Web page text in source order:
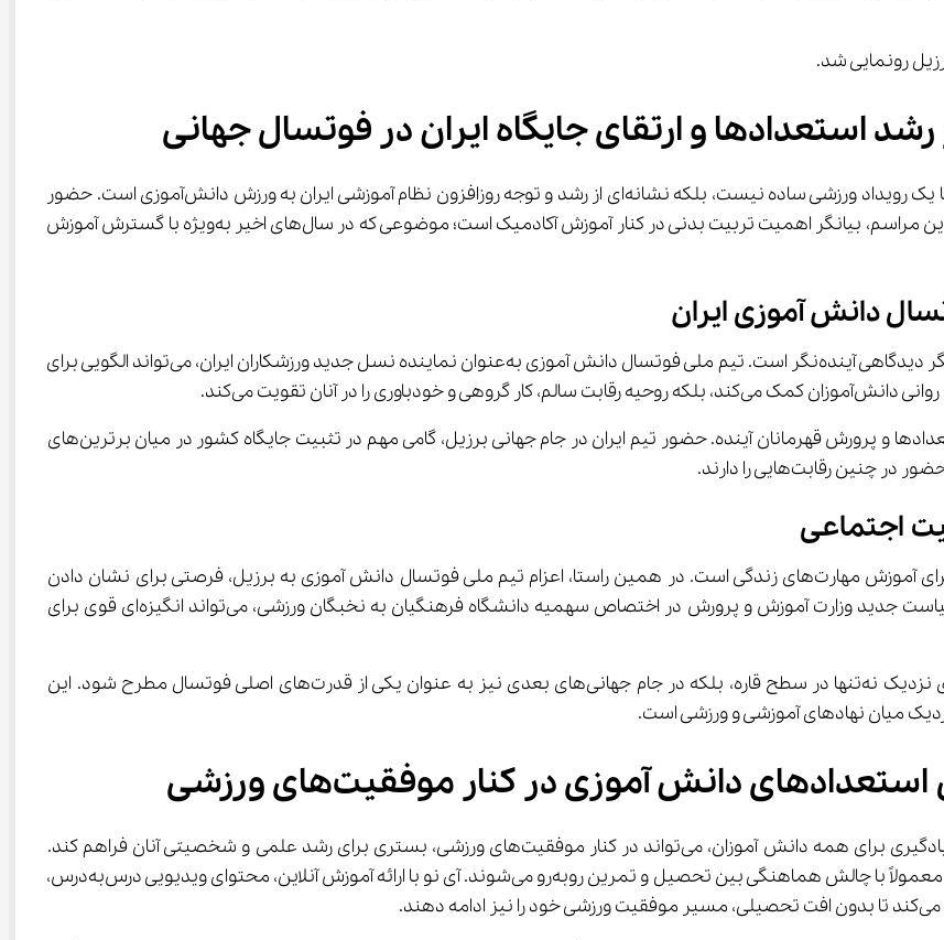
مراسم بدرقه تیم ملی فوتسال دانش ‌آموزی به جام جهانی برزیل، تنها یک رویداد ورزشی ساده نیست، بلکه نشانه‌ای از رشد و توجه روزافزون نظام آموزشی ایران به ورزش دانش‌آموزی است. حضور
وزیر آموزش و پرورش، رئیس فدراسیون فوتبال و دیگر مسئولان در این مراسم، بیانگر اهمیت تربیت بدنی در کنار آموزش آکادمیک است؛ موضوعی که در سال‌های اخیر به‌ویژه با گسترش آموزش
‌آموزی ایران
تأکید وزیر آموزش و پرورش بر «توجه راهبردی به ورزش مدارس» بیانگر دیدگاهی آینده‌نگر است. تیم ملی فوتسال دانش ‌آموزی به‌عنوان نماینده نسل جدید ورزشکاران ایران، می‌تواند الگویی برای
در سطح جهانی، ورزش دانش‌آموزی بستری است برای شناسایی استعدادها و پرورش قهرمانان آینده. حضور تیم ایران در جام جهانی برزیل، گامی مهم در تثبیت جایگاه کشور در میان برترین‌های
ورزش در مدارس تنها یک فعالیت فوق‌برنامه نیست؛ بلکه مکملی برای آموزش مهارت‌های زندگی است. در همین راستا، اعزام تیم ملی فوتسال دانش ‌آموزی به برزیل، فرصتی برای نشان دادن
توانایی‌های جوانان ایرانی در عرصه‌های بین‌المللی است. از طرفی، سیاست جدید وزارت آموزش و پرورش در اختصاص سهمیه دانشگاه فرهنگیان به نخبگان ورزشی، می‌تواند انگیزه‌ای قوی برای
با تقویت زیرساخت‌های ورزش دانش‌آموزی، ایران می‌تواند در آینده‌ای نزدیک نه‌تنها در سطح قاره، بلکه در جام جهانی‌های بعدی نیز به عنوان یکی از قدرت‌های اصلی فوتسال مطرح شود. این
با هدف گسترش آموزش مجازی و فراهم کردن فرصت یادگیری برای همه دانش‌ آموزان، می‌تواند در کنار موفقیت‌های ورزشی، بستری برای رشد علمی و شخصیتی آنان فراهم کند.
دانش‌آموزانی که در تیم‌های ملی و مسابقات بین‌المللی حضور دارند، معمولاً با چالش هماهنگی بین تحصیل و تمرین روبه‌رو می‌شوند. آی‌ نو با ارائه آموزش آنلاین، محتوای ویدیویی درس‌به‌درس،